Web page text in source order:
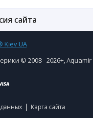
сайта
© 2008 - 2026+,
| Карта сайта